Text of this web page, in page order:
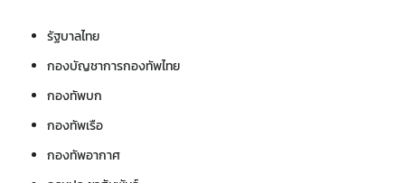
รัฐบาลไทย
กองบัญชาการกองทัพไทย
กองทัพบก
กองทัพเรือ
กองทัพอากาศ